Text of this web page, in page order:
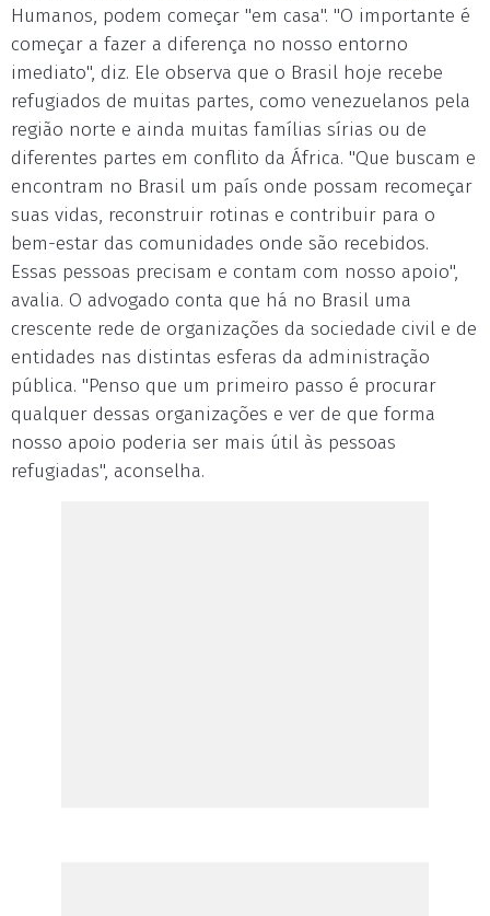
Humanos, podem começar "em casa". "O importante é
começar a fazer a diferença no nosso entorno
imediato", diz. Ele observa que o Brasil hoje recebe
refugiados de muitas partes, como venezuelanos pela
região norte e ainda muitas famílias sírias ou de
diferentes partes em conflito da África. "Que buscam e
encontram no Brasil um país onde possam recomeçar
suas vidas, reconstruir rotinas e contribuir para o
bem-estar das comunidades onde são recebidos.
Essas pessoas precisam e contam com nosso apoio",
avalia. O advogado conta que há no Brasil uma
crescente rede de organizações da sociedade civil e de
entidades nas distintas esferas da administração
pública. "Penso que um primeiro passo é procurar
qualquer dessas organizações e ver de que forma
nosso apoio poderia ser mais útil às pessoas
refugiadas", aconselha.